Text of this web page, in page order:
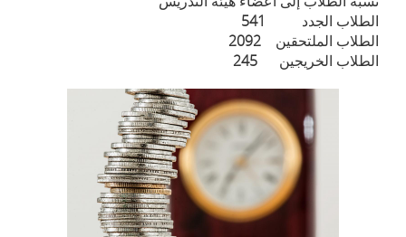
الطلاب الجدد
541
الطلاب الملتحقين 2092
الطلاب الخريجين 245